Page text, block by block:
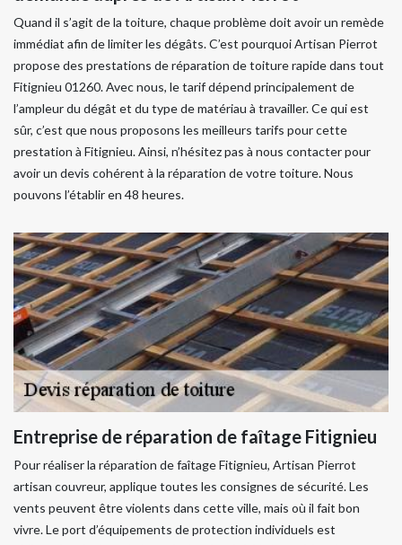
Quand il s’agit de la toiture, chaque problème doit avoir un remède
immédiat afin de limiter les dégâts. C’est pourquoi Artisan Pierrot
propose des prestations de réparation de toiture rapide dans tout
Fitignieu 01260. Avec nous, le tarif dépend principalement de
l’ampleur du dégât et du type de matériau à travailler. Ce qui est
sûr, c’est que nous proposons les meilleurs tarifs pour cette
prestation à Fitignieu. Ainsi, n’hésitez pas à nous contacter pour
avoir un devis cohérent à la réparation de votre toiture. Nous
pouvons l’établir en 48 heures.
Entreprise de réparation de faîtage Fitignieu
Pour réaliser la réparation de faîtage Fitignieu, Artisan Pierrot
artisan couvreur, applique toutes les consignes de sécurité. Les
vents peuvent être violents dans cette ville, mais où il fait bon
vivre. Le port d’équipements de protection individuels est